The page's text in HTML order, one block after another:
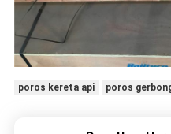
poros kereta api poros